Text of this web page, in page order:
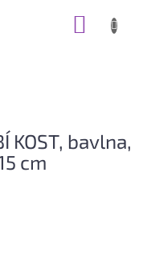
KOST, bavlna,
cm